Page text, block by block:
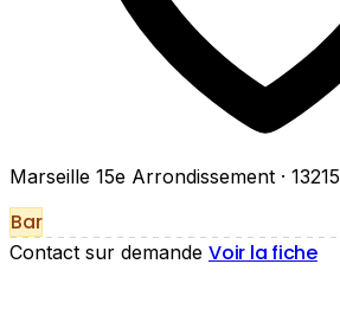
Marseille 15e Arrondissement · 13215
Bar
Contact sur demande Voir la fiche